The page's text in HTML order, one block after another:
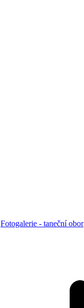
Fotogalerie - taneční obor